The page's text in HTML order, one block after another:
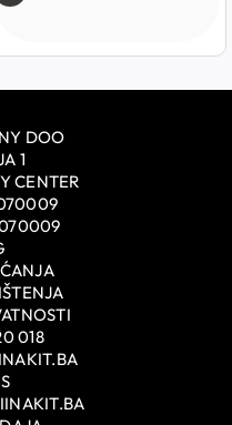
DOO
1
CENTER
018